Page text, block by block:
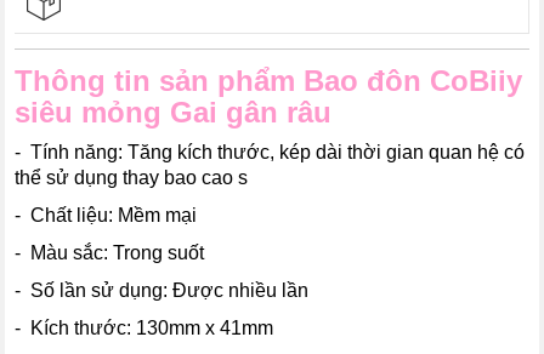
Thông tin sản phẩm Bao đôn CoBiiy
siêu mỏng Gai gân râu
- Tính năng: Tăng kích thước, kép dài thời gian quan hệ có
thể sử dụng thay bao cao s
- Chất liệu: Mềm mại
- Màu sắc: Trong suốt
- Số lần sử dụng: Được nhiều lần
- Kích thước: 130mm x 41mm